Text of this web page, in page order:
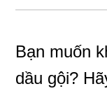
Bạn muốn
dầu gội?